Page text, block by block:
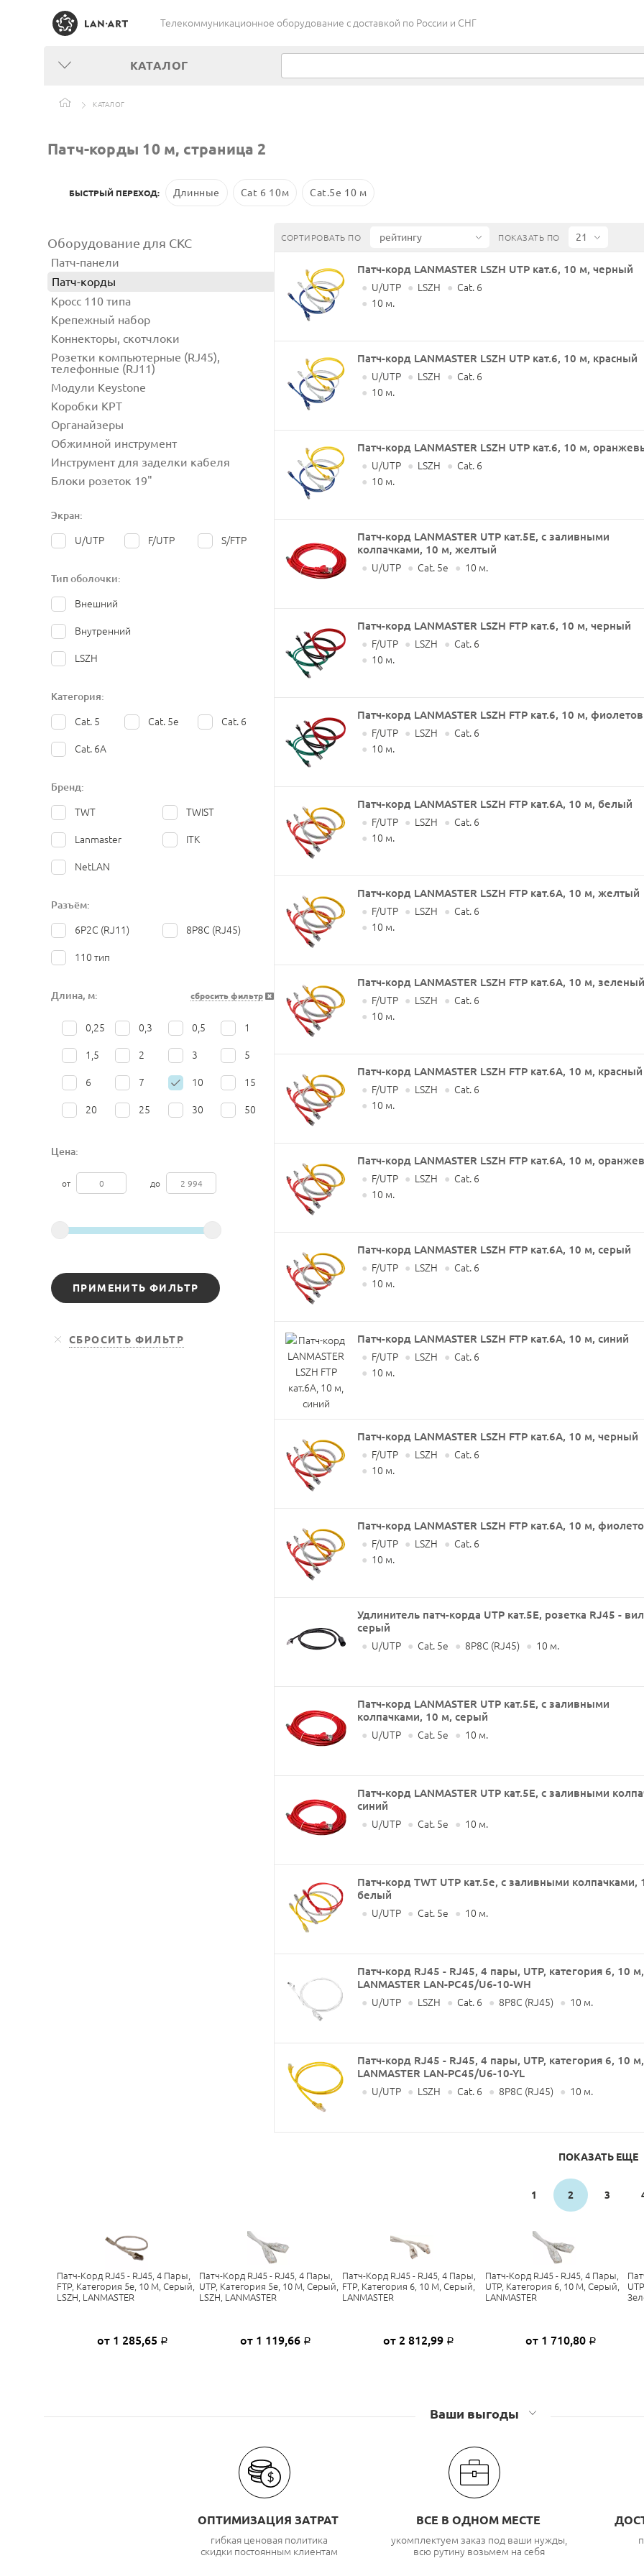
Телекоммуникационное оборудование c доставкой по России и СНГ
КАТАЛОГ
КАТАЛОГ
Патч-корды 10 м, страница 2
БЫСТРЫЙ ПЕРЕХОД: Длинные Cat 6 10м Cat.5e 10 м
Оборудование для СКС
Патч-панели
Патч-корды
Кросс 110 типа
Крепежный набор
Коннекторы, скотчлоки
Розетки компьютерные (RJ45),
телефонные (RJ11)
Модули Keystone
Коробки КРТ
Органайзеры
Обжимной инструмент
Инструмент для заделки кабеля
Блоки розеток 19"
Экран:
U/UTP F/UTP S/FTP
Тип оболочки:
Внешний
Внутренний
LSZH
Категория:
Cat. 5 Cat. 5e Cat. 6
Cat. 6A
Бренд:
TWT TWIST
Lanmaster ITK
NetLAN
Разъём:
6P2C (RJ11) 8P8C (RJ45)
110 тип
Длина, м: сбросить фильтр
0,25 0,3 0,5 1
1,5 2 3 5
6 7 10 15
20 25 30 50
Цена:
от до
СОРТИРОВАТЬ ПО ПОКАЗАТЬ ПО
Патч-корд LANMASTER LSZH UTP кат.6, 10 м, черный
● U/UTP ● LSZH ● Cat. 6
● 10 м.
Патч-корд LANMASTER LSZH UTP кат.6, 10 м, красный
● U/UTP ● LSZH ● Cat. 6
● 10 м.
Патч-корд LANMASTER LSZH UTP кат.6, 10 м,
● U/UTP ● LSZH ● Cat. 6
● 10 м.
Патч-корд LANMASTER UTP кат.5Е, с заливными
колпачками, 10 м, желтый
● U/UTP ● Cat. 5e ● 10 м.
Патч-корд LANMASTER LSZH FTP кат.6, 10 м, черный
● F/UTP ● LSZH ● Cat. 6
● 10 м.
Патч-корд LANMASTER LSZH FTP кат.6, 10 м,
● F/UTP ● LSZH ● Cat. 6
● 10 м.
Патч-корд LANMASTER LSZH FTP кат.6A, 10 м, белый
● F/UTP ● LSZH ● Cat. 6
● 10 м.
Патч-корд LANMASTER LSZH FTP кат.6A, 10 м, желтый
● F/UTP ● LSZH ● Cat. 6
● 10 м.
Патч-корд LANMASTER LSZH FTP кат.6A, 10 м, зеленый
● F/UTP ● LSZH ● Cat. 6
● 10 м.
Патч-корд LANMASTER LSZH FTP кат.6A, 10 м, красный
● F/UTP ● LSZH ● Cat. 6
● 10 м.
Патч-корд LANMASTER LSZH FTP кат.6A, 10 м,
● F/UTP ● LSZH ● Cat. 6
● 10 м.
Патч-корд LANMASTER LSZH FTP кат.6A, 10 м, серый
● F/UTP ● LSZH ● Cat. 6
● 10 м.
Патч-корд LANMASTER LSZH FTP кат.6A, 10 м, синий
● F/UTP ● LSZH ● Cat. 6
● 10 м.
Патч-корд LANMASTER LSZH FTP кат.6A, 10 м, черный
● F/UTP ● LSZH ● Cat. 6
● 10 м.
Патч-корд LANMASTER LSZH FTP кат.6A, 10 м,
● F/UTP ● LSZH ● Cat. 6
● 10 м.
Удлинитель патч-корда UTP кат.5E, розетка RJ45 -
серый
● U/UTP ● Cat. 5e ● 8P8C (RJ45) ● 10 м.
Патч-корд LANMASTER UTP кат.5Е, с заливными
колпачками, 10 м, серый
● U/UTP ● Cat. 5e ● 10 м.
Патч-корд LANMASTER UTP кат.5Е, с заливными
синий
● U/UTP ● Cat. 5e ● 10 м.
Патч-корд TWT UTP кат.5e, с заливными колпачками,
белый
● U/UTP ● Cat. 5e ● 10 м.
Патч-корд RJ45 - RJ45, 4 пары, UTP, категория 6, 10
LANMASTER LAN-PC45/U6-10-WH
● U/UTP ● LSZH ● Cat. 6 ● 8P8C (RJ45) ● 10 м.
Патч-корд RJ45 - RJ45, 4 пары, UTP, категория 6, 10
LANMASTER LAN-PC45/U6-10-YL
● U/UTP ● LSZH ● Cat. 6 ● 8P8C (RJ45) ● 10 м.
ПОКАЗАТЬ ЕЩЕ
1 2 3
Патч-Корд RJ45 - RJ45, 4 Пары,
FTP, Категория 5е, 10 М, Серый,
LSZH, LANMASTER
от 1 285,65 Р
Патч-Корд RJ45 - RJ45, 4 Пары,
UTP, Категория 5е, 10 М, Серый,
LSZH, LANMASTER
от 1 119,66 Р
Патч-Корд RJ45 - RJ45, 4 Пары,
FTP, Категория 6, 10 М, Серый,
LANMASTER
от 2 812,99 Р
Патч-Корд RJ45 - RJ45, 4 Пары,
UTP, Категория 6, 10 М, Серый,
LANMASTER
от 1 710,80 Р
Ваши выгоды
ОПТИМИЗАЦИЯ ЗАТРАТ
гибкая ценовая политика
скидки постоянным клиентам
ВСЕ В ОДНОМ МЕСТЕ
укомплектуем заказ под ваши нужды,
всю рутину возьмем на себя